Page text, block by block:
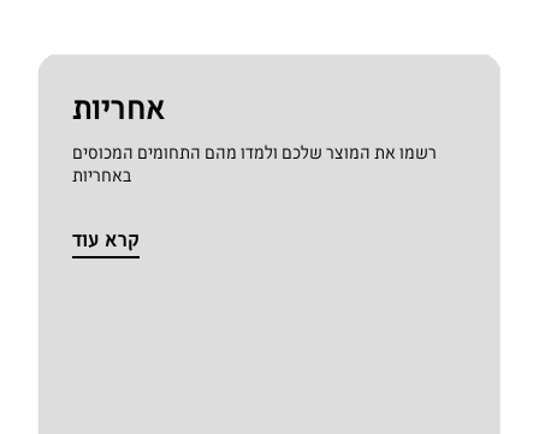
אחריות
רשמו את המוצר שלכם ולמדו מהם התחומים המכוסים
באחריות
קרא עוד